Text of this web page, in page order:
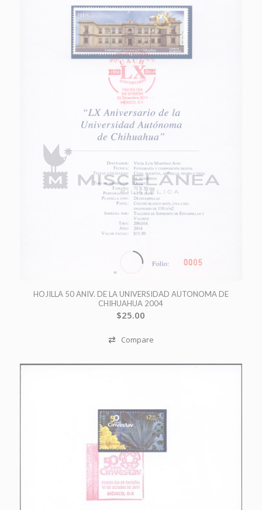
HOJILLA 50 ANIV. DE LA UNIVERSIDAD AUTONOMA DE
CHIHUAHUA 2004
$25.00
Compare